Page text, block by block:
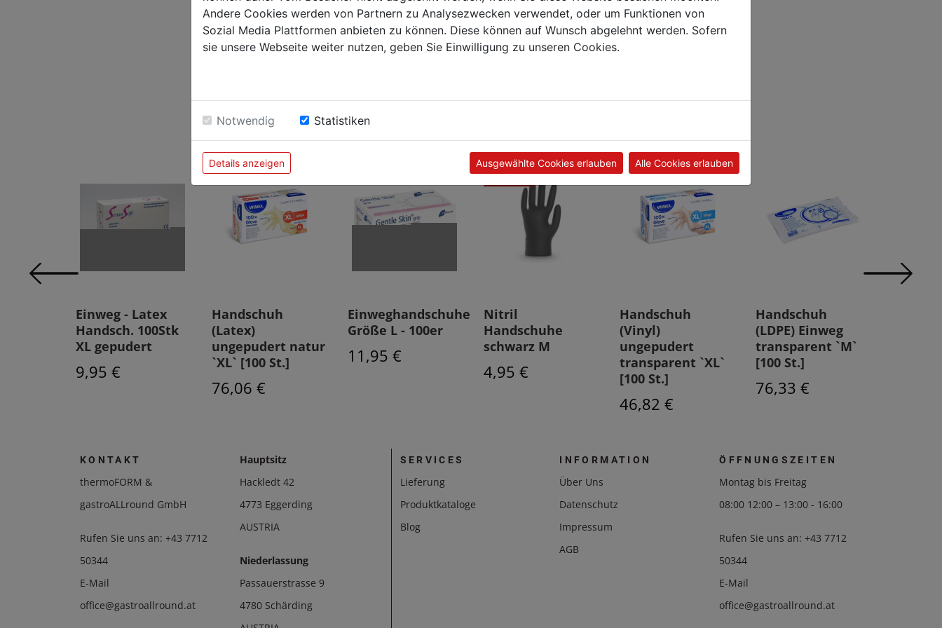
Die Handschuhe sind für Lebensmittel geeignet.
Kunden kauften auch
Einweg - Latex
Handsch. 100Stk
XL gepudert
9,95 €
Handschuh
(Latex)
ungepudert natur
`XL` [100 St.]
76,06 €
Einweghandschuhe
Größe L - 100er
11,95 €
TOP
Nitril
Handschuhe
schwarz M
4,95 €
Handschuh
(Vinyl)
ungepudert
transparent `XL`
[100 St.]
46,82 €
Handschuh
(LDPE) Einweg
transparent `M`
[100 St.]
76,33 €
KONTAKT
thermoFORM &
gastroALLround GmbH
Rufen Sie uns an: +43 7712
50344
E-Mail
office@gastroallround.at
Hauptsitz
Hackledt 42
4773 Eggerding
AUSTRIA
Niederlassung
Passauerstrasse 9
4780 Schärding
SERVICES
Lieferung
Produktkataloge
Blog
INFORMATION
Über Uns
Datenschutz
Impressum
AGB
ÖFFNUNGSZEITEN
Montag bis Freitag
08:00 12:00 – 13:00 - 16:00
Rufen Sie uns an:+43 7712
50344
E-Mail
office@gastroallround.at
Andere Cookies werden von Partnern zu Analysezwecken verwendet, oder um Funktionen von
Sozial Media Plattformen anbieten zu können. Diese können auf Wunsch abgelehnt werden. Sofern
sie unsere Webseite weiter nutzen, geben Sie Einwilligung zu unseren Cookies.
Notwendig Statistiken
Details anzeigen Ausgewählte Cookies erlauben Alle Cookies erlauben